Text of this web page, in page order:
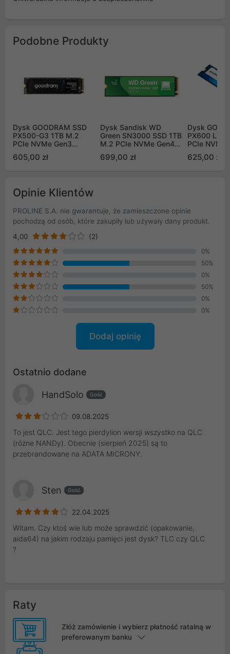
Podobne Produkty
Dysk GOODRAM SSD
PX500-G3 1TB M.2
PCIe NVMe Gen3
G3
605,00 zł
Dysk Sandisk WD
Green SN3000 SSD 1TB
M.2 PCIe NVMe Gen4
699,00 zł
Dysk
PX600 Lite
PCIe NVMe
625,00 zł
Opinie Klientów
PROLINE S.A. nie gwarantuje, że zamieszczone opinie
pochodzą od osób, które zakupiły lub używały dany produkt.
4,00
(2)
0%
50%
0%
50%
0%
0%
Dodaj opinię
Ostatnio dodane
HandSolo Gość
09.08.2025
To jest QLC. Jest tego pierdylion wersji wszystko na QLC
(różne NANDy). Obecnie (sierpień 2025) są to
przebrandowane na ADATA MICRONY.
Sten Gość
22.04.2025
Witam. Czy ktoś wie lub może sprawdzić (opakowanie,
aida64) na jakim rodzaju pamięci jest dysk? TLC czy QLC
?
Raty
Złóż zamówienie i wybierz płatność ratalną w
preferowanym banku